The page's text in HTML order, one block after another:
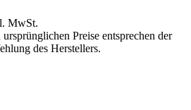
MwSt.
Preise entsprechen der
des Herstellers.